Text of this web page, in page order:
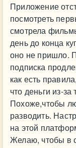
Приложение
посмотреть
смотрела
день до конца
оно не пришло.
подписка
как есть
что деньги из-
Похоже,чтобы
разводить.
на этой
Желаю, чтобы в